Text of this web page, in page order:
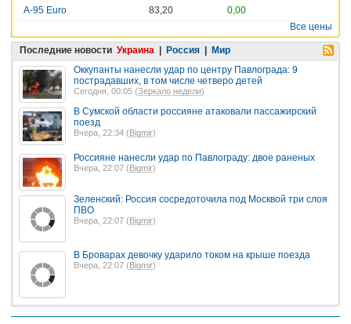
A-95 Euro
83,20
0,00
Все цены
Последние новости Украина | Россия | Мир
Оккупанты нанесли удар по центру Павлограда: 9
пострадавших, в том числе четверо детей
Сегодня, 00:05 (Зеркало недели)
В Сумской области россияне атаковали пассажирский
поезд
Вчера, 22:34 ( Bigmir)
Россияне нанесли удар по Павлограду: двое раненых
Вчера, 22:07 (Bigmir)
Зеленский: Россия сосредоточила под Москвой три слоя
ПВО
Вчера, 22:07 ( Bigmir)
В Броварах девочку ударило током на крыше поезда
Вчера, 22:07 ( Bigmir)